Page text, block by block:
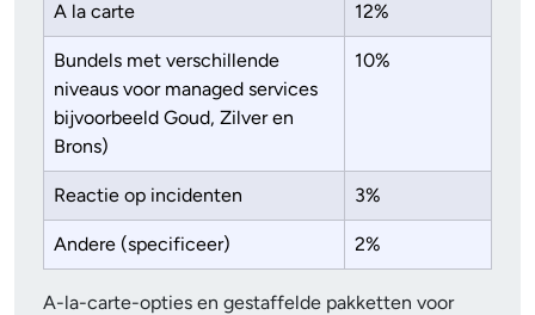
A la carte 12%
Bundels met verschillende
niveaus voor managed services
bijvoorbeeld Goud, Zilver en
Brons)
10%
Reactie op incidenten 3%
Andere (specificeer) 2%
A-la-carte-opties en gestaffelde pakketten voor